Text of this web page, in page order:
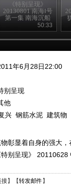
《特别呈现》
20130801 南海Ⅰ号
第一集 南海沉船
50:33
年6月28日22:00
别呈现
他
兴 钢筋水泥 建筑物
彰显着自身的强大
别呈现》
接】【转发邮件 】